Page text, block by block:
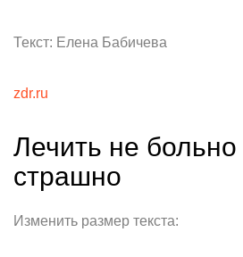
Текст: Елена Бабичева
zdr.ru
Лечить не больно
страшно
Изменить размер текста: